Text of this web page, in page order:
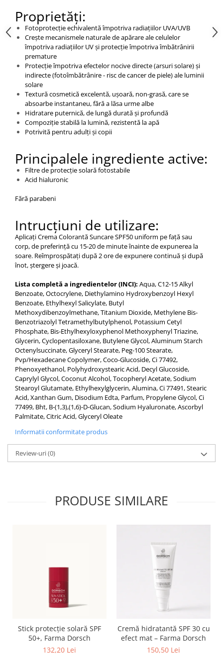
Proprietăți:
Fotoprotecție echivalentă împotriva radiațiilor UVA/UVB
Crește mecanismele naturale de apărare ale celulelor
împotriva radiațiilor UV și protecție împotriva îmbătrânirii
premature
Protecție împotriva efectelor nocive directe (arsuri solare) și
indirecte (fotoîmbătrânire - risc de cancer de piele) ale luminii
solare
Textură cosmetică excelentă, ușoară, non-grasă, care se
absoarbe instantaneu, fără a lăsa urme albe
Hidratare puternică, de lungă durată și profundă
Compoziție stabilă la lumină, rezistentă la apă
Potrivită pentru adulți și copii
Principalele ingrediente active:
Filtre de protecție solară fotostabile
Acid hialuronic
Fără parabeni
Intrucțiuni de utilizare:
Aplicați Crema Colorantă Suncare SPF50 uniform pe față sau
corp, de preferință cu 15-20 de minute înainte de expunerea la
soare. Reîmprospătați după 2 ore de expunere continuă și după
înot, ștergere și joacă.
Lista completă a ingredientelor (INCI): Aqua, C12-15 Alkyl
Benzoate, Octocrylene, Diethylamino Hydroxybenzoyl Hexyl
Benzoate, Ethylhexyl Salicylate, Butyl
Methoxydibenzoylmethane, Titanium Dioxide, Methylene Bis-
Benzotriazolyl Tetramethylbutylphenol, Potassium Cetyl
Phosphate, Bis-Ethylhexyloxyphenol Methoxyphenyl Triazine,
Glycerin, Cyclopentasiloxane, Butylene Glycol, Aluminum Starch
Octenylsuccinate, Glyceryl Stearate, Peg-100 Stearate,
Pvp/Hexadecane Copolymer, Coco-Glucoside, Ci 77492,
Phenoxyethanol, Polyhydroxystearic Acid, Decyl Glucoside,
Caprylyl Glycol, Coconut Alcohol, Tocopheryl Acetate, Sodium
Stearoyl Glutamate, Ethylhexylglycerin, Alumina, Ci 77491, Stearic
Acid, Xanthan Gum, Disodium Edta, Parfum, Propylene Glycol, Ci
77499, Bht, B-(1,3),(1,6)-D-Glucan, Sodium Hyaluronate, Ascorbyl
Palmitate, Citric Acid, Glyceryl Oleate
Informatii conformitate produs
Review-uri(0)
PRODUSE SIMILARE
Stick protecție solară SPF
50+, Farma Dorsch
132,20 Lei
Cremă hidratantă SPF 30 cu
efect mat – Farma Dorsch
150,50 Lei